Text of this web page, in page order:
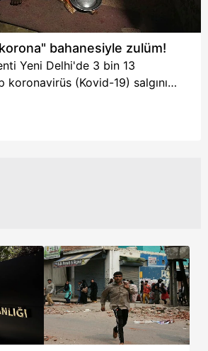
mezara indirilen tabutun
içinde bir hareketlenme
canlı gömülmesinden
endişe ediliyor.
bahanesiyle zulüm!
Yeni Delhi'de 3 bin 13
koronavirüs (Kovid-19) salgını
alındıkları günden bu yana 40
tesislerde kalmaya zorlanıyor.